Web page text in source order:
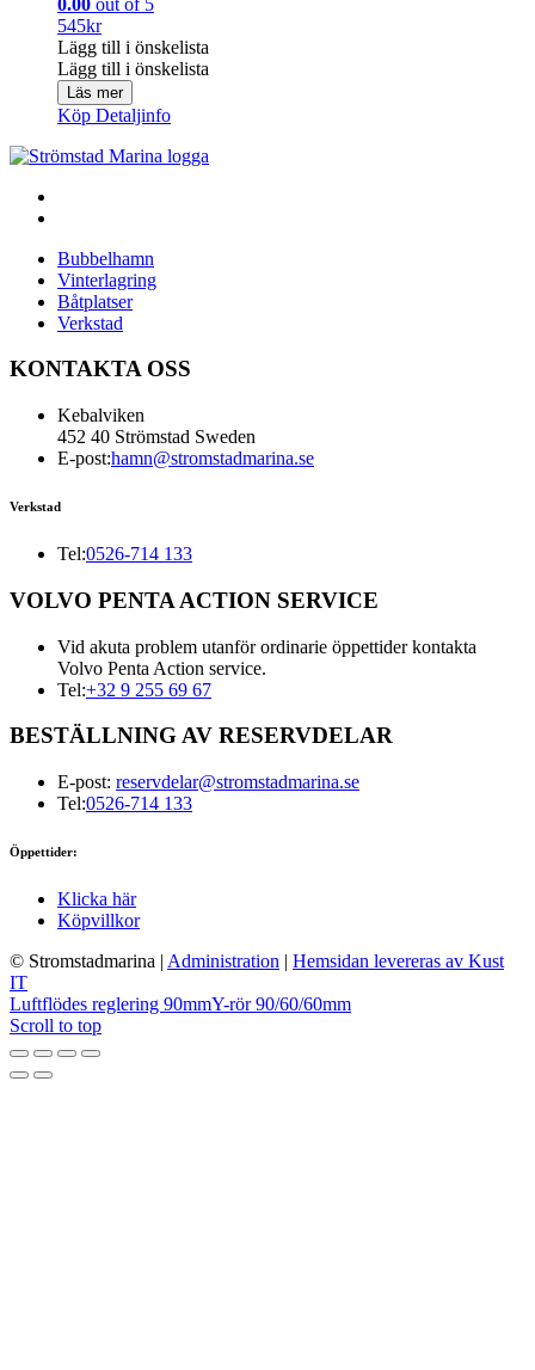
545kr
Lägg till i önskelista
Lägg till i önskelista
Läs mer
Köp Detaljinfo
Bubbelhamn
Vinterlagring
Båtplatser
Verkstad
KONTAKTA OSS
Kebalviken
452 40 Strömstad Sweden
E-post:hamn@stromstadmarina.se
Verkstad
Tel:0526-714 133
VOLVO PENTA ACTION SERVICE
Vid akuta problem utanför ordinarie öppettider kontakta
Volvo Penta Action service.
Tel:+32 9 255 69 67
BESTÄLLNING AV RESERVDELAR
E-post: reservdelar@stromstadmarina.se
Tel:0526-714 133
Öppettider:
Klicka här
Köpvillkor
© Stromstadmarina | Administration | Hemsidan levereras av Kust
IT
Luftflödes reglering 90mmY-rör 90/60/60mm
Scroll to top